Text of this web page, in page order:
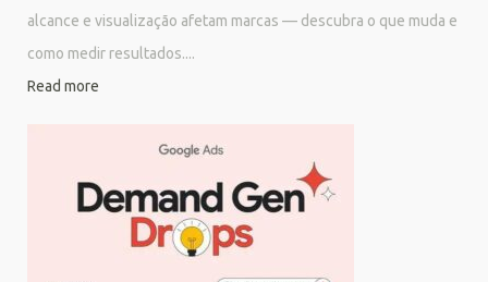
alcance e visualização afetam marcas — descubra o que muda e
como medir resultados....
Read more